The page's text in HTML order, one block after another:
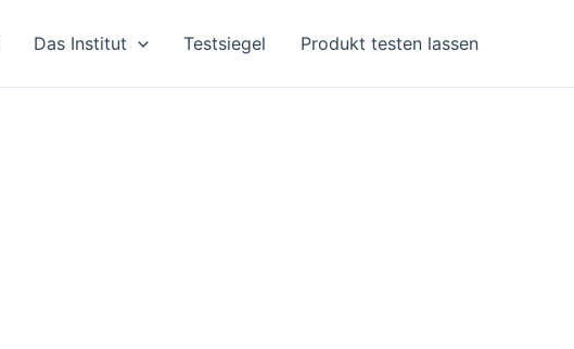
Das Institut Testsiegel Produkt testen lassen